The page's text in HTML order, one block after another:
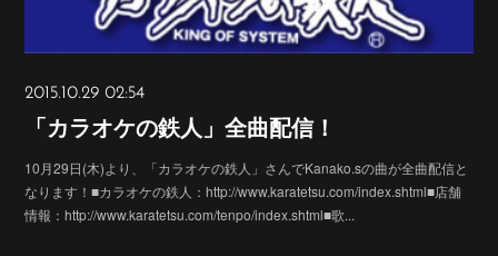
2015.10.29 02:54
「カラオケの鉄人」全曲配信！
10月29日(木)より、「カラオケの鉄人」さんでKanako.sの曲が全曲配信と
なります！■カラオケの鉄人：http://www.karatetsu.com/index.shtml■店舗
情報：http://www.karatetsu.com/tenpo/index.shtml■歌...